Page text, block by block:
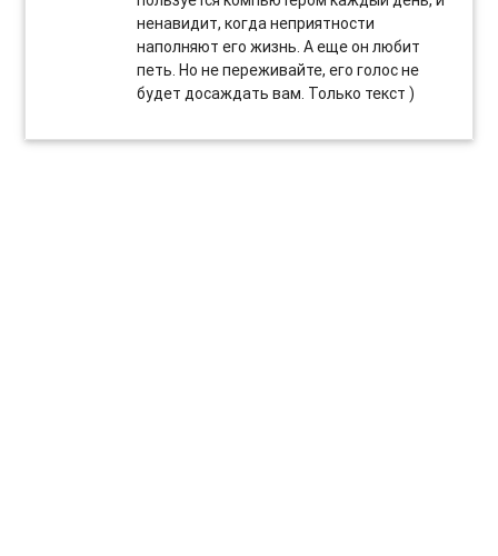
ненавидит, когда неприятности
наполняют его жизнь. А еще он любит
петь. Но не переживайте, его голос не
будет досаждать вам. Только текст )